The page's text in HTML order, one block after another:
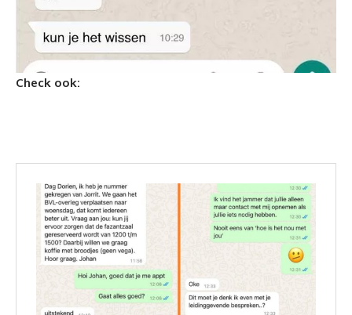
Check ook: